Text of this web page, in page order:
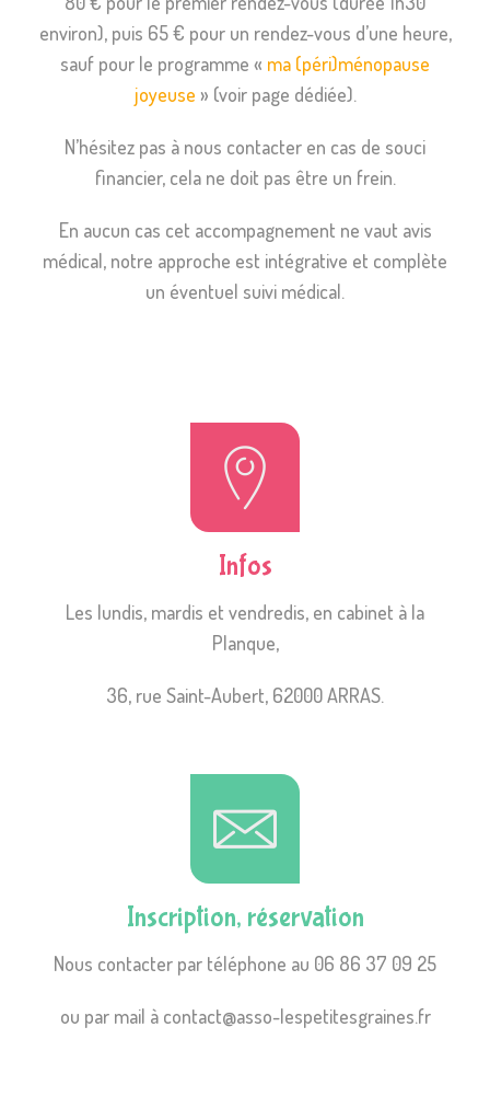
environ), puis 65 € pour un rendez-vous d’une heure,
sauf pour le programme « ma (péri)ménopause
joyeuse » (voir page dédiée).
N’hésitez pas à nous contacter en cas de souci
financier, cela ne doit pas être un frein.
En aucun cas cet accompagnement ne vaut avis
médical, notre approche est intégrative et complète
un éventuel suivi médical.
Infos
Les lundis, mardis et vendredis, en cabinet à la
Planque,
36, rue Saint-Aubert, 62000 ARRAS.
Inscription, réservation
Nous contacter par téléphone au 06 86 37 09 25
ou par mail à contact@asso-lespetitesgraines.fr